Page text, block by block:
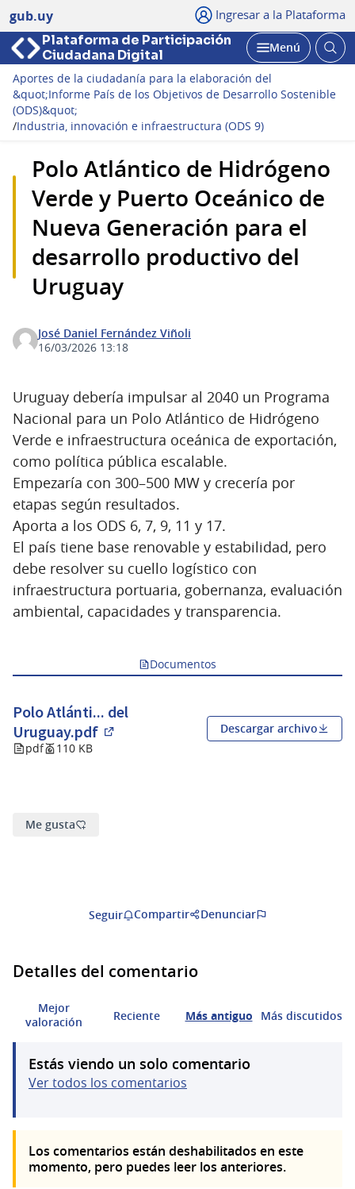
gub.uy Ingresar a la Plataforma
Plataforma de Participación
Ciudadana Digital
Abrir
Menú
Aportes de la ciudadanía para la elaboración del
&quot;Informe País de los Objetivos de Desarrollo Sostenible
(ODS)&quot;
/Industria, innovación e infraestructura (ODS 9)
Polo Atlántico de Hidrógeno
Verde y Puerto Oceánico de
Nueva Generación para el
desarrollo productivo del
Uruguay
José Daniel Fernández Viñoli
16/03/2026 13:18
Uruguay debería impulsar al 2040 un Programa
Nacional para un Polo Atlántico de Hidrógeno
Verde e infraestructura oceánica de exportación,
como política pública escalable.
Empezaría con 300–500 MW y crecería por
etapas según resultados.
Aporta a los ODS 6, 7, 9, 11 y 17.
El país tiene base renovable y estabilidad, pero
debe resolver su cuello logístico con
infraestructura portuaria, gobernanza, evaluación
ambiental, capacidades y transparencia.
Documentos
Polo Atlánti... del
Uruguay.pdf
(Abrir en una pestaña nueva)
pdf 110 KB
Descargar archivo
Me gusta
Seguir Compartir Denunciar
Detalles del comentario
Mejor
valoración
Reciente Más antiguo Más discutidos
Estás viendo un solo comentario
Ver todos los comentarios
Los comentarios están deshabilitados en este
momento, pero puedes leer los anteriores.